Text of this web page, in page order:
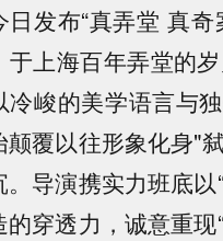
日发布“真弄堂 真
于上海百年弄堂的
冷峻的美学语言与
颠覆以往形象化身"
。导演携实力班底
的穿透力，诚意重